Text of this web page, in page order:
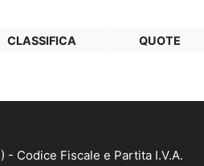
CLASSIFICA QUOTE
- Codice Fiscale e Partita I.V.A.